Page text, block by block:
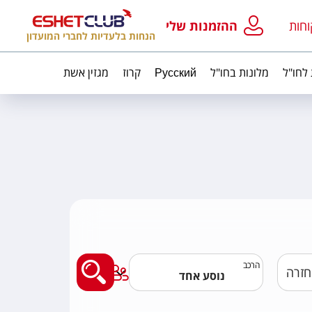
ההזמנות שלי
הנחות בלעדיות לחברי המועדון
לחו"ל מלונות בחו"ל Русский קרוז מגזין אשת
הרכב מצאו לי טיסה